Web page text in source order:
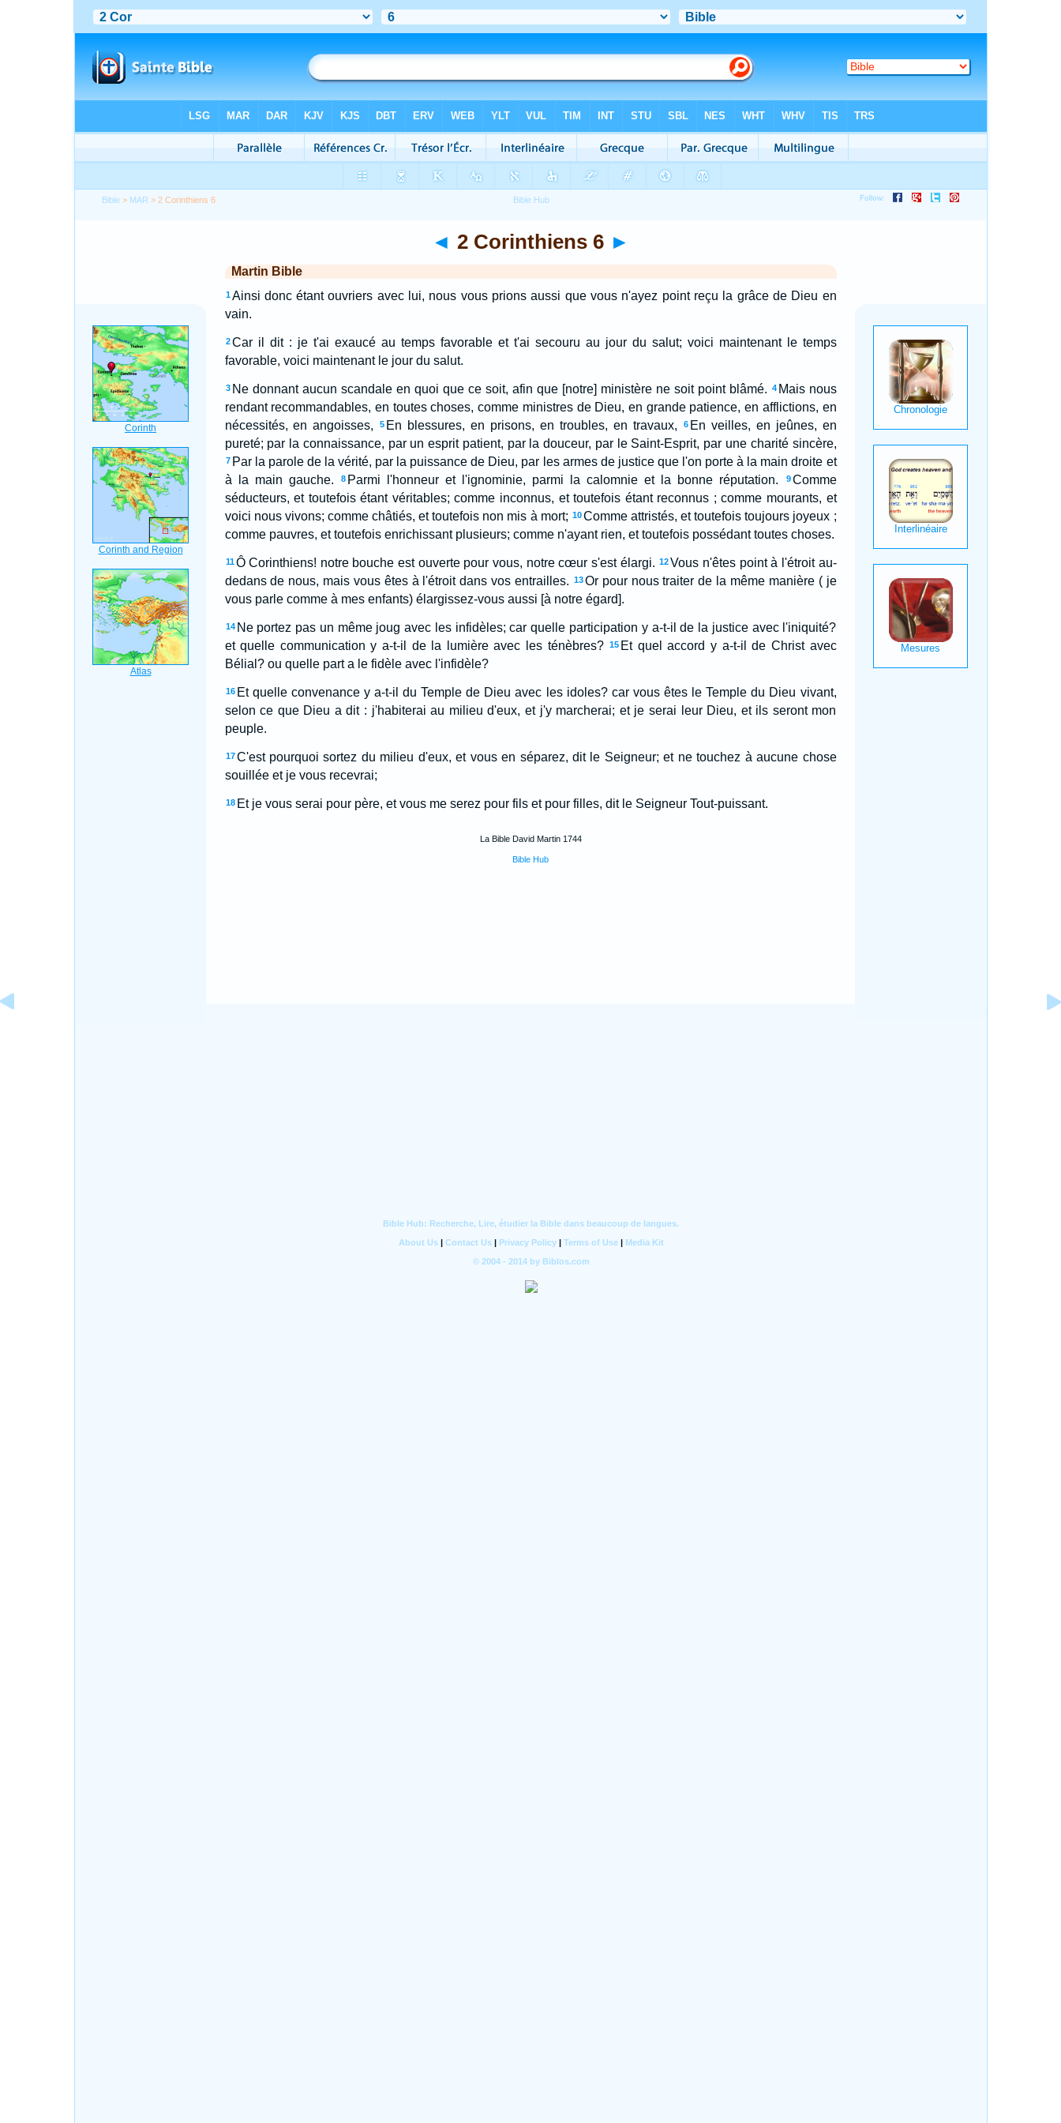
Bible > MAR > 2 Corinthiens 6
◄ 2 Corinthiens 6 ►
Martin Bible
1 Ainsi donc étant ouvriers avec lui, nous vous prions aussi que vous n'ayez point reçu la grâce de Dieu en
vain.
2 Car il dit : je t'ai exaucé au temps favorable et t'ai secouru au jour du salut; voici maintenant le temps
favorable, voici maintenant le jour du salut.
3 Ne donnant aucun scandale en quoi que ce soit, afin que [notre] ministère ne soit point blâmé. 4 Mais nous
rendant recommandables, en toutes choses, comme ministres de Dieu, en grande patience, en afflictions, en
nécessités, en angoisses,
5 En blessures, en prisons, en troubles, en travaux, 6 En veilles, en jeûnes, en
pureté; par la connaissance, par un esprit patient, par la douceur, par le Saint-Esprit, par une charité sincère,
7 Par la parole de la vérité, par la puissance de Dieu, par les armes de justice que l'on porte à la main droite et
à la main gauche.
8 Parmi l'honneur et l'ignominie, parmi la calomnie et la bonne réputation. 9 Comme
séducteurs, et toutefois étant véritables; comme inconnus, et toutefois étant reconnus ; comme mourants, et
voici nous vivons; comme châtiés, et toutefois non mis à mort; 10Comme attristés, et toutefois toujours joyeux ;
comme pauvres, et toutefois enrichissant plusieurs; comme n'ayant rien, et toutefois possédant toutes choses.
11 Ô Corinthiens! notre bouche est ouverte pour vous, notre cœur s'est élargi. 12Vous n'êtes point à l'étroit au-
dedans de nous, mais vous êtes à l'étroit dans vos entrailles. 13Or pour nous traiter de la même manière ( je
vous parle comme à mes enfants) élargissez-vous aussi [à notre égard].
14 Ne portez pas un même joug avec les infidèles; car quelle participation y a-t-il de la justice avec l'iniquité?
et quelle communication y a-t-il de la lumière avec les ténèbres?
15 Et quel accord y a-t-il de Christ avec
Bélial? ou quelle part a le fidèle avec l'infidèle?
16 Et quelle convenance y a-t-il du Temple de Dieu avec les idoles? car vous êtes le Temple du Dieu vivant,
selon ce que Dieu a dit : j'habiterai au milieu d'eux, et j'y marcherai; et je serai leur Dieu, et ils seront mon
peuple.
17 C'est pourquoi sortez du milieu d'eux, et vous en séparez, dit le Seigneur; et ne touchez à aucune chose
souillée et je vous recevrai;
18 Et je vous serai pour père, et vous me serez pour fils et pour filles, dit le Seigneur Tout-puissant.
La Bible David Martin 1744
Bible Hub